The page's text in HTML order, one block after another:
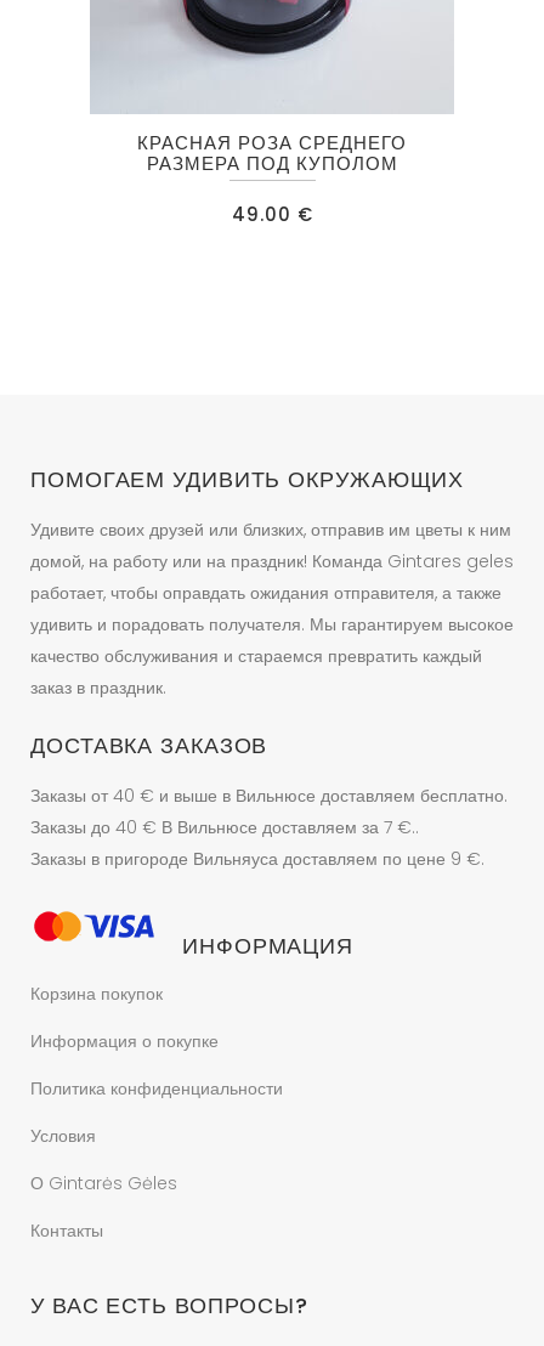
КРАСНАЯ РОЗА СРЕДНЕГО
РАЗМЕРА ПОД КУПОЛОМ
49.00 €
ПОМОГАЕМ УДИВИТЬ ОКРУЖАЮЩИХ
Удивите своих друзей или близких, отправив им цветы к ним
домой, на работу или на праздник! Команда Gintares geles
работает, чтобы оправдать ожидания отправителя, а также
удивить и порадовать получателя. Мы гарантируем высокое
качество обслуживания и стараемся превратить каждый
заказ в праздник.
ДОСТАВКА ЗАКАЗОВ
Заказы от 40 € и выше в Вильнюсе доставляем бесплатно.
Заказы до 40 € В Вильнюсе доставляем за 7 €..
Заказы в пригороде Вильняуса доставляем по цене 9 €.
ИНФОРМАЦИЯ
Корзина покупок
Информация о покупке
Политика конфиденциальности
Условия
О Gintarės Gėles
Контакты
У ВАС ЕСТЬ ВОПРОСЫ?